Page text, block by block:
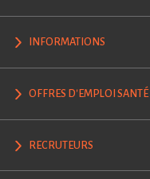
INFORMATIONS
OFFRES D'EMPLOI SANTÉ
RECRUTEURS